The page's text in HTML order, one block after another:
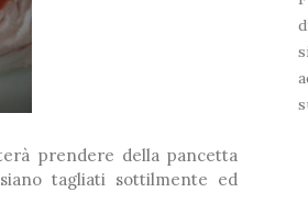
prendere della pancetta
tagliati sottilmente ed
❅